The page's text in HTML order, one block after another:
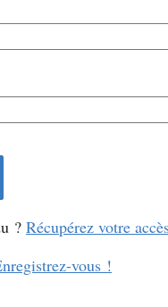
? Récupérez votre
vous !